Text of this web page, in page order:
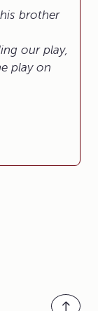
brother
our play,
play on